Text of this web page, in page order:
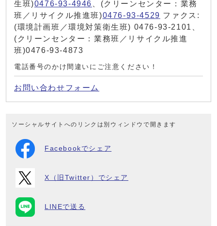
生班)0476-93-4946
、(クリーンセンター：業務
班／リサイクル推進班)0476-93-4529 ファクス:
(環境計画班／環境対策衛生班) 0476-93-2101、
(クリーンセンター：業務班／リサイクル推進
班)0476-93-4873
電話番号のかけ間違いにご注意ください！
お問い合わせフォーム
ソーシャルサイトへのリンクは別ウィンドウで開きます
Facebookでシェア
X（旧Twitter）でシェア
LINEで送る